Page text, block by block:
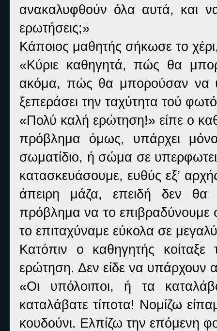
ανακαλυφθούν όλα αυτά, και
ερωτήσεις;»
Κάποιος μαθητής σήκωσε το
«Κύριε καθηγητά, πώς θα
ακόμα, πώς θα μπορούσαν να
ξεπεράσει την ταχύτητα τού
«Πολύ καλή ερώτηση!» είπε ο
πρόβλημα όμως, υπάρχει
σωματίδιο, ή σώμα σε
κατασκευάσουμε, ευθύς εξ’
άπειρη μάζα, επειδή δεν θα
πρόβλημα να το επιβραδύνουμε
το επιταχύναμε εύκολα σε
Κατόπιν ο καθηγητής κοίταξε
ερώτηση. Δεν είδε να υπάρχουν
«Οι υπόλοιποι, ή τα
καταλάβατε τίποτα! Νομίζω
κουδούνι. Ελπίζω την επόμενη